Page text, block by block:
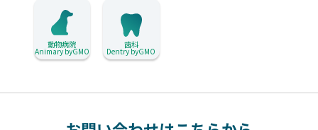
動物病院
Animary byGMO
歯科
Dentry byGMO